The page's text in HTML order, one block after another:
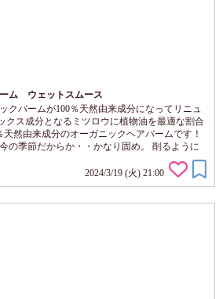
ム ウェットスムース
クバームが100％天然由来成分になってリニュ
クス成分となるミツロウに植物油を最適な割合
天然由来成分のオーガニックヘアバームです！
の季節だからか・・かなり固め。 削るように
なら夏でも暑さで溶けなさそう。 ふわっと、ほ
の優しいシトラスアロマの香り。 香りが強すぎ
香りなので心地よいです。 手の平で温めると
2024/3/19 (火) 21:00